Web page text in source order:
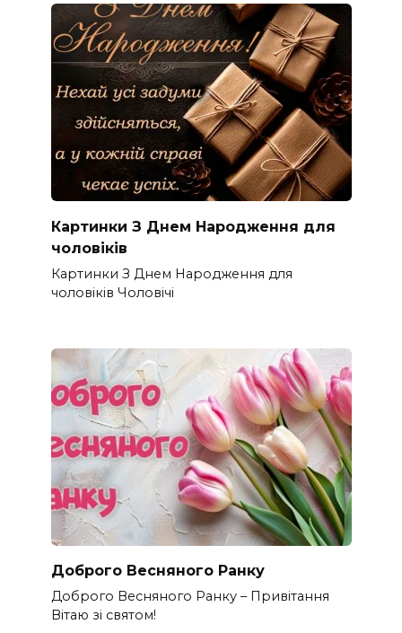
Картинки З Днем Народження для
чоловіків​
Картинки З Днем Народження для
чоловіків​ Чоловічі
Доброго Весняного Ранку
Доброго Весняного Ранку – Привітання
Вітаю зі святом!